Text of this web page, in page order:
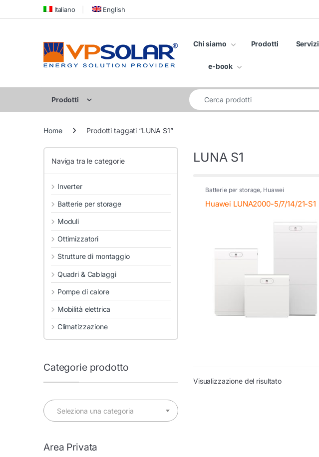
Skip to navigation
Skip to content Italiano English
Chi siamo Prodotti Servizi
e-book
Prodotti
Cerca per:
Home Prodotti taggati “LUNA S1”
LUNA S1
Batterie per storage, Huawei
Huawei LUNA2000-5/7/14/21-S1
Visualizzazione del risultato
Naviga tra le categorie
Inverter
Batterie per storage
Moduli
Ottimizzatori
Strutture di montaggio
Quadri & Cablaggi
Pompe di calore
Mobilità elettrica
Climatizzazione
Categorie prodotto
Seleziona una categoria
Area Privata